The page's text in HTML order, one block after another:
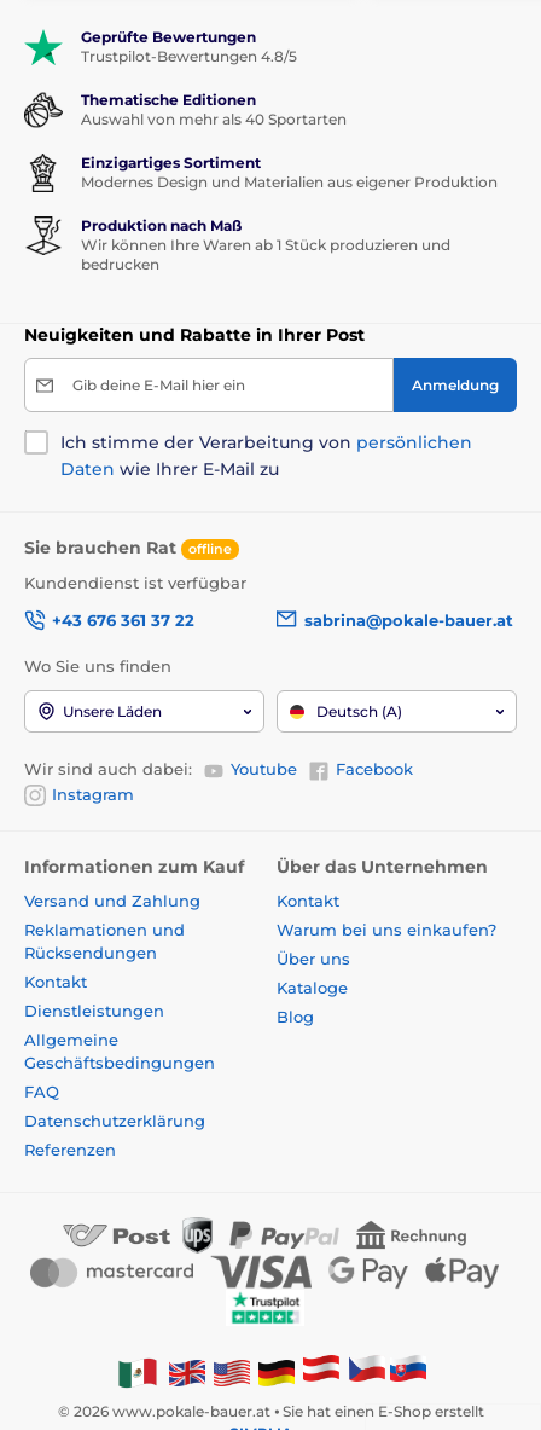
Geprüfte Bewertungen
Trustpilot-Bewertungen 4.8/5
Thematische Editionen
Auswahl von mehr als 40 Sportarten
Einzigartiges Sortiment
Modernes Design und Materialien aus eigener Produktion
Produktion nach Maß
Wir können Ihre Waren ab 1 Stück produzieren und
bedrucken
Neuigkeiten und Rabatte in Ihrer Post
Gib deine E-Mail hier ein Anmeldung
Ich stimme der Verarbeitung von persönlichen
Daten wie Ihrer E-Mail zu
Sie brauchen Rat offline
Kundendienst ist verfügbar
+43 676 361 37 22
sabrina@pokale-bauer.at
Wo Sie uns finden
Unsere Läden Deutsch (A)
Wir sind auch dabei: Youtube
Facebook
Instagram
Informationen zum Kauf
Versand und Zahlung
Reklamationen und
Rücksendungen
Kontakt
Dienstleistungen
Allgemeine
Geschäftsbedingungen
FAQ
Datenschutzerklärung
Referenzen
Über das Unternehmen
Kontakt
Warum bei uns einkaufen?
Über uns
Kataloge
Blog
© 2026 www.pokale-bauer.at ⦁ Sie hat einen E-Shop erstellt